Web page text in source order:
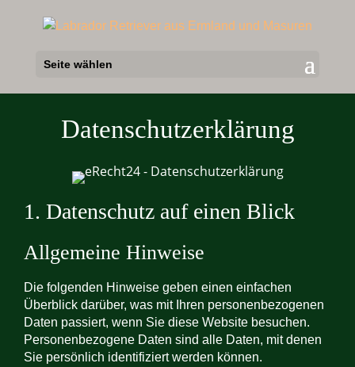
Seite wählen
Daten­schutz­erklärung
1. Datenschutz auf einen Blick
Allgemeine Hinweise
Die folgenden Hinweise geben einen einfachen
Überblick darüber, was mit Ihren personenbezogenen
Daten passiert, wenn Sie diese Website besuchen.
Personenbezogene Daten sind alle Daten, mit denen
Sie persönlich identifiziert werden können.